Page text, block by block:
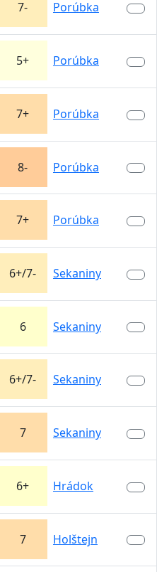
7- Porúbka
5+ Porúbka
7+ Porúbka
8- Porúbka
7+ Porúbka
6+/7- Sekaniny
6 Sekaniny
6+/7- Sekaniny
7 Sekaniny
6+ Hrádok
7 Holštejn